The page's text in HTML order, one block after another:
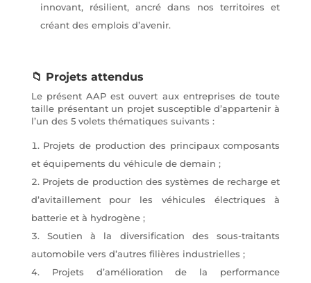
innovant, résilient, ancré dans nos territoires et
créant des emplois d’avenir.
📁 Projets attendus
Le présent AAP est ouvert aux entreprises de toute
taille présentant un projet susceptible d’appartenir à
l’un des 5 volets thématiques suivants :
Projets de production des principaux composants
et équipements du véhicule de demain ;
Projets de production des systèmes de recharge et
d’avitaillement pour les véhicules électriques à
batterie et à hydrogène ;
Soutien à la diversification des sous-traitants
automobile vers d’autres filières industrielles ;
Projets d’amélioration de la performance